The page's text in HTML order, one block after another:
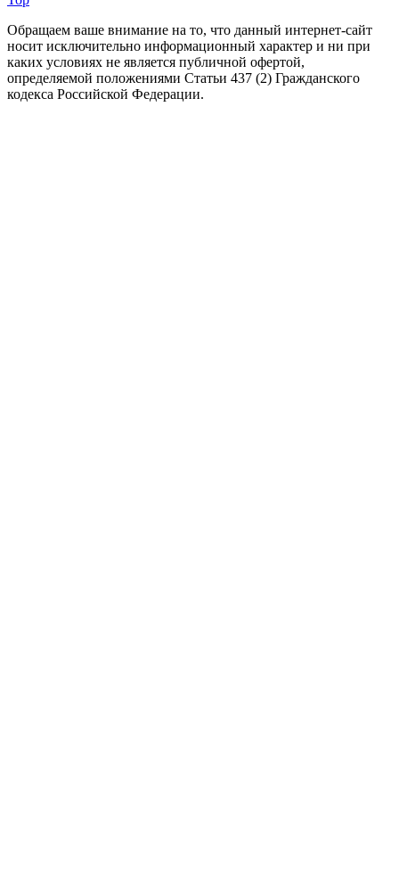
Обращаем ваше внимание на то, что данный интернет-сайт
носит исключительно информационный характер и ни при
каких условиях не является публичной офертой,
определяемой положениями Статьи 437 (2) Гражданского
кодекса Российской Федерации.